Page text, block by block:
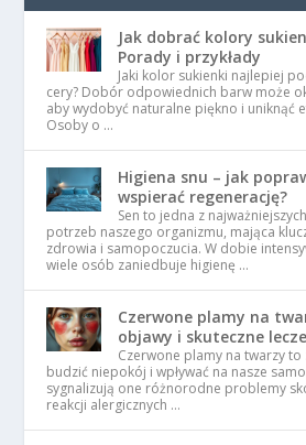
Jak dobrać kolory
Porady i przykłady
Jaki kolor sukienki najlepiej
cery? Dobór odpowiednich barw może
aby wydobyć naturalne piękno i uniknąć
Osoby o …
Higiena snu – jak
wspierać regenerację?
Sen to jedna z
potrzeb naszego organizmu, mająca
zdrowia i samopoczucia. W dobie
wiele osób zaniedbuje higienę …
Czerwone plamy na
objawy i skuteczne
Czerwone plamy na twarzy
budzić niepokój i wpływać na nasze
sygnalizują one różnorodne problemy
reakcji alergicznych …